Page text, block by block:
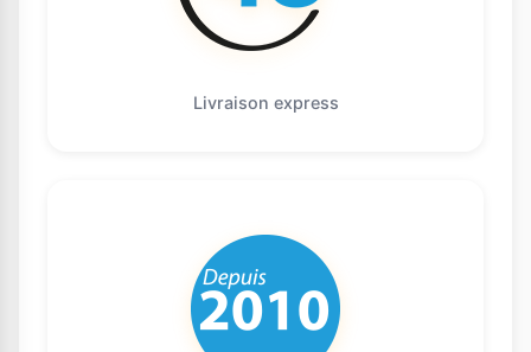
Livraison express